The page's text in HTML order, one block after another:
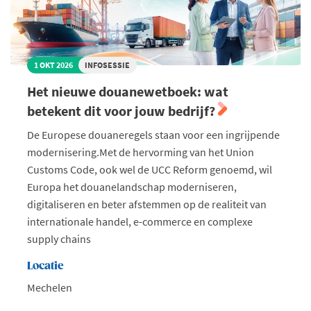
1 OKT 2026 INFOSESSIE
Het nieuwe douanewetboek: wat
betekent dit voor jouw bedrijf?
De Europese douaneregels staan voor een ingrijpende
modernisering.Met de hervorming van het Union
Customs Code, ook wel de UCC Reform genoemd, wil
Europa het douanelandschap moderniseren,
digitaliseren en beter afstemmen op de realiteit van
internationale handel, e-commerce en complexe
supply chains
Locatie
Mechelen